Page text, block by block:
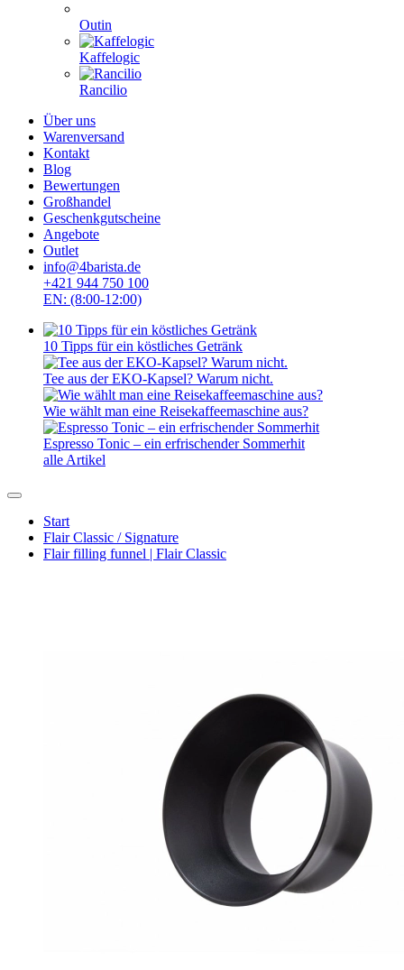
Outin
Kaffelogic
Rancilio
Über uns
Warenversand
Kontakt
Blog
Bewertungen
Großhandel
Geschenkgutscheine
Angebote
Outlet
info@4barista.de
+421 944 750 100
EN: (8:00-12:00)
10 Tipps für ein köstliches Getränk
Tee aus der EKO-Kapsel? Warum nicht.
Wie wählt man eine Reisekaffeemaschine aus?
Espresso Tonic – ein erfrischender Sommerhit
alle Artikel
Start
Flair Classic / Signature
Flair filling funnel | Flair Classic